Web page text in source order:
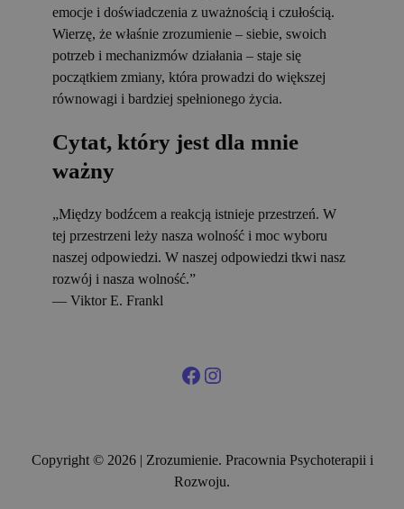
emocje i doświadczenia z uważnością i czułością.
Wierzę, że właśnie zrozumienie – siebie, swoich
potrzeb i mechanizmów działania – staje się
początkiem zmiany, która prowadzi do większej
równowagi i bardziej spełnionego życia.
Cytat, który jest dla mnie
ważny
„Między bodźcem a reakcją istnieje przestrzeń. W
tej przestrzeni leży nasza wolność i moc wyboru
naszej odpowiedzi. W naszej odpowiedzi tkwi nasz
rozwój i nasza wolność.”
— Viktor E. Frankl
Facebook Instagram
Copyright © 2026 | Zrozumienie. Pracownia Psychoterapii i
Rozwoju.